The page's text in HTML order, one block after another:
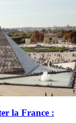
la France :